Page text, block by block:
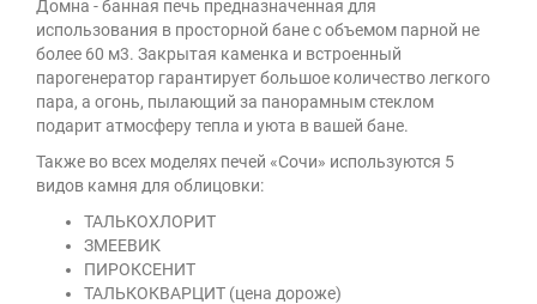
Домна - банная печь предназначенная для
использования в просторной бане с объемом парной не
более 60 м3. Закрытая каменка и встроенный
парогенератор гарантирует большое количество легкого
пара, а огонь, пылающий за панорамным стеклом
подарит атмосферу тепла и уюта в вашей бане.
Также во всех моделях печей «Сочи» используются 5
видов камня для облицовки:
ТАЛЬКОХЛОРИТ
ЗМЕЕВИК
ПИРОКСЕНИТ
ТАЛЬКОКВАРЦИТ (цена дороже)